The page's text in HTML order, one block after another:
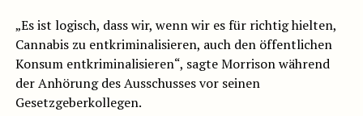
„Es ist logisch, dass wir, wenn wir es für richtig hielten,
Cannabis zu entkriminalisieren, auch den öffentlichen
Konsum entkriminalisieren“, sagte Morrison während
der Anhörung des Ausschusses vor seinen
Gesetzgeberkollegen.